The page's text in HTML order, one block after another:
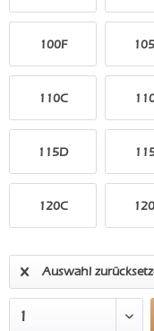
100F
110C
115D
120C
Auswahl